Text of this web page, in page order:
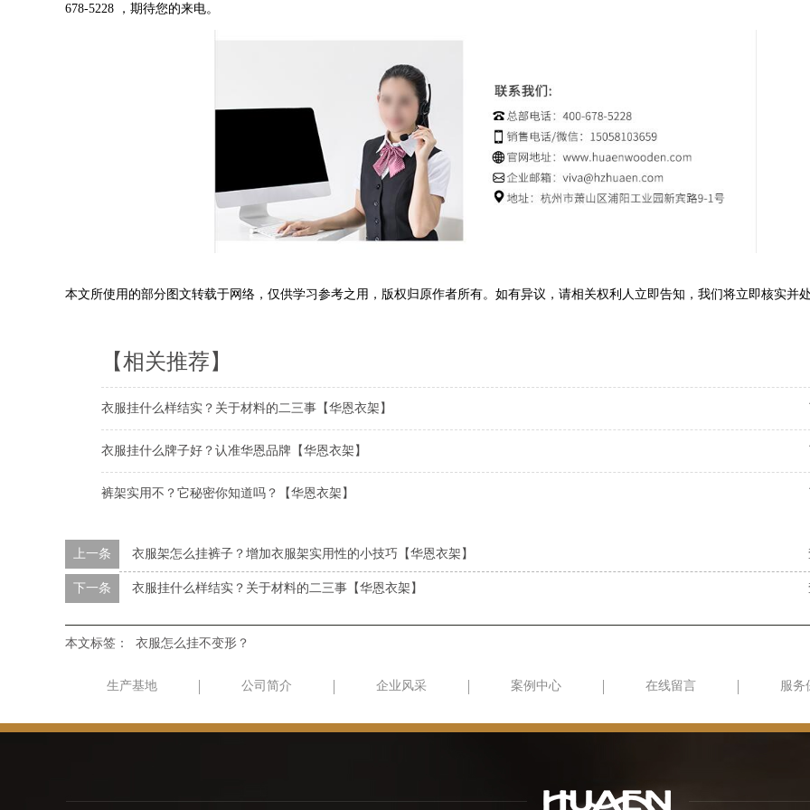
678-5228 ，期待您的来电。
本文所使用的部分图文转载于网络，仅供学习参考之用，版权归原作者所有。如有异议，请相关权利人立即告知，我们将立即核实并
【相关推荐】
衣服挂什么样结实？关于材料的二三事【华恩衣架】
衣服挂什么牌子好？认准华恩品牌【华恩衣架】
裤架实用不？它秘密你知道吗？【华恩衣架】
上一条 衣服架怎么挂裤子？增加衣服架实用性的小技巧【华恩衣架】
下一条 衣服挂什么样结实？关于材料的二三事【华恩衣架】
本文标签： 衣服怎么挂不变形？
生产基地 公司简介 企业风采 案例中心 在线留言 服务